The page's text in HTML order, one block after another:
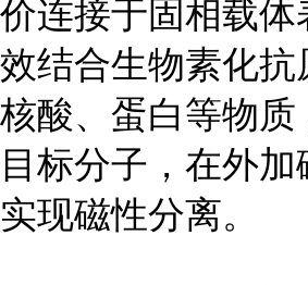
价连接于固相载体
效结合生物素化抗
核酸、蛋白等物质
目标分子，在外
实现磁性分离。